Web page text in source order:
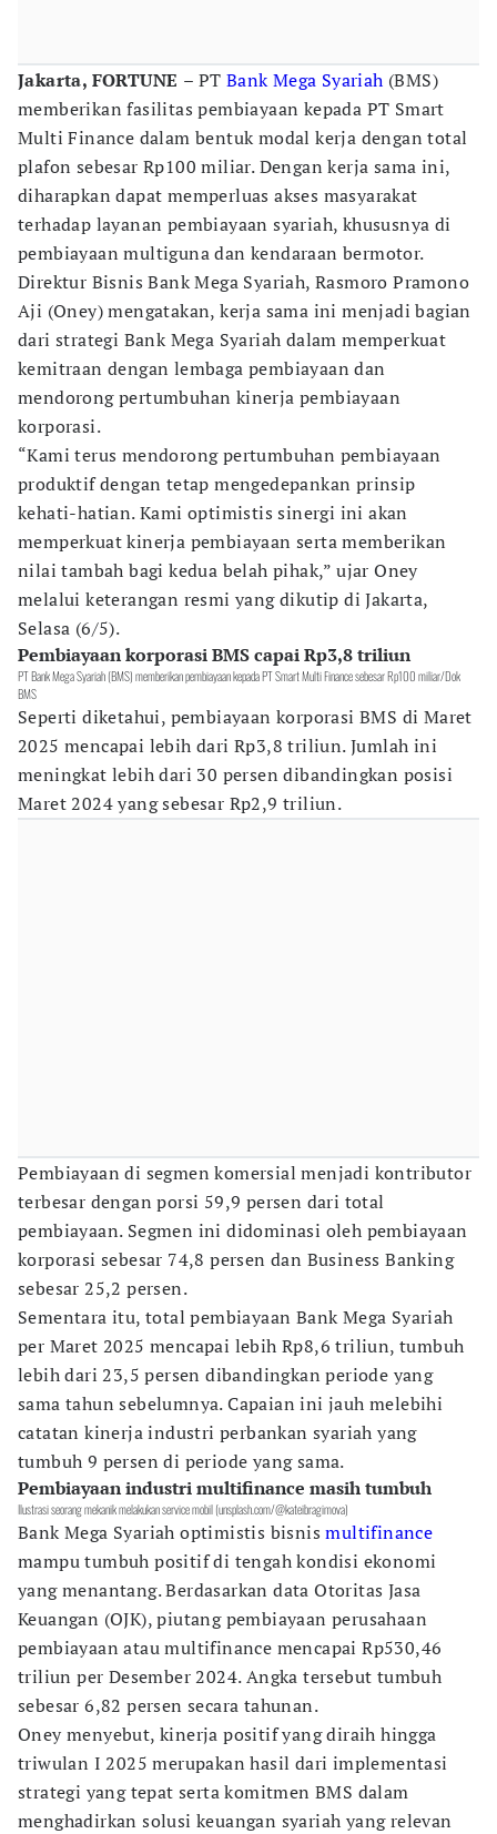
Jakarta, FORTUNE – PT Bank Mega Syariah (BMS)
memberikan fasilitas pembiayaan kepada PT Smart
Multi Finance dalam bentuk modal kerja dengan total
plafon sebesar Rp100 miliar. Dengan kerja sama ini,
diharapkan dapat memperluas akses masyarakat
terhadap layanan pembiayaan syariah, khususnya di
pembiayaan multiguna dan kendaraan bermotor.
Direktur Bisnis Bank Mega Syariah, Rasmoro Pramono
Aji (Oney) mengatakan, kerja sama ini menjadi bagian
dari strategi Bank Mega Syariah dalam memperkuat
kemitraan dengan lembaga pembiayaan dan
mendorong pertumbuhan kinerja pembiayaan
korporasi.
“Kami terus mendorong pertumbuhan pembiayaan
produktif dengan tetap mengedepankan prinsip
kehati-hatian. Kami optimistis sinergi ini akan
memperkuat kinerja pembiayaan serta memberikan
nilai tambah bagi kedua belah pihak,” ujar Oney
melalui keterangan resmi yang dikutip di Jakarta,
Selasa (6/5).
Pembiayaan korporasi BMS capai Rp3,8 triliun
PT Bank Mega Syariah (BMS) memberikan pembiayaan kepada PT Smart Multi Finance sebesar Rp100 miliar/Dok
BMS
Seperti diketahui, pembiayaan korporasi BMS di Maret
2025 mencapai lebih dari Rp3,8 triliun. Jumlah ini
meningkat lebih dari 30 persen dibandingkan posisi
Maret 2024 yang sebesar Rp2,9 triliun.
Pembiayaan di segmen komersial menjadi kontributor
terbesar dengan porsi 59,9 persen dari total
pembiayaan. Segmen ini didominasi oleh pembiayaan
korporasi sebesar 74,8 persen dan Business Banking
sebesar 25,2 persen.
Sementara itu, total pembiayaan Bank Mega Syariah
per Maret 2025 mencapai lebih Rp8,6 triliun, tumbuh
lebih dari 23,5 persen dibandingkan periode yang
sama tahun sebelumnya. Capaian ini jauh melebihi
catatan kinerja industri perbankan syariah yang
tumbuh 9 persen di periode yang sama.
Pembiayaan industri multifinance masih tumbuh
Ilustrasi seorang mekanik melakukan service mobil (unsplash.com/@kateibragimova)
Bank Mega Syariah optimistis bisnismultifinance
mampu tumbuh positif di tengah kondisi ekonomi
yang menantang. Berdasarkan data Otoritas Jasa
Keuangan (OJK), piutang pembiayaan perusahaan
pembiayaan atau multifinance mencapai Rp530,46
triliun per Desember 2024. Angka tersebut tumbuh
sebesar 6,82 persen secara tahunan.
Oney menyebut, kinerja positif yang diraih hingga
triwulan I 2025 merupakan hasil dari implementasi
strategi yang tepat serta komitmen BMS dalam
menghadirkan solusi keuangan syariah yang relevan